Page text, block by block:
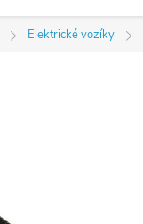
Elektrické vozíky